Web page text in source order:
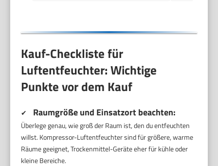
Kauf-Checkliste für
Luftentfeuchter: Wichtige
Punkte vor dem Kauf
✔ Raumgröße und Einsatzort beachten:
Überlege genau, wie groß der Raum ist, den du entfeuchten
willst. Kompressor-Luftentfeuchter sind für größere, warme
Räume geeignet, Trockenmittel-Geräte eher für kühle oder
kleine Bereiche.